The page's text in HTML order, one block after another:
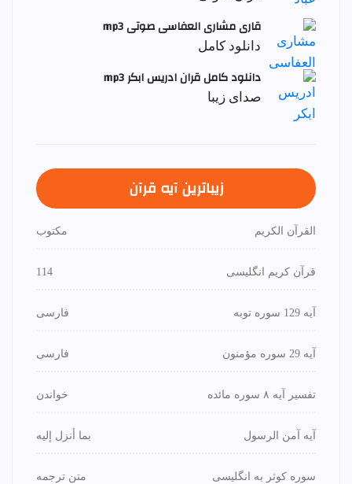
قاری مشاری العفاسی صوتی mp3
دانلود کامل
دانلود کامل قران ادریس ابکر mp3
صدای زیبا
زیباترین آیه قرآن
القرآن الكريم مكتوب
قرآن کریم انگلیسی 114
آیه 129 سوره توبه فارسی
آیه 29 سوره مؤمنون فارسی
تفسیر آیه ۸ سوره مائده خواندن
آیه آمن الرسول بما أنزل إليه
سوره کوثر به انگلیسی متن ترجمه